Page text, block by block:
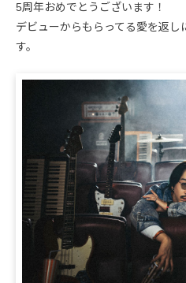
5周年おめでとうございます！
デビューからもらってる愛を返
す。